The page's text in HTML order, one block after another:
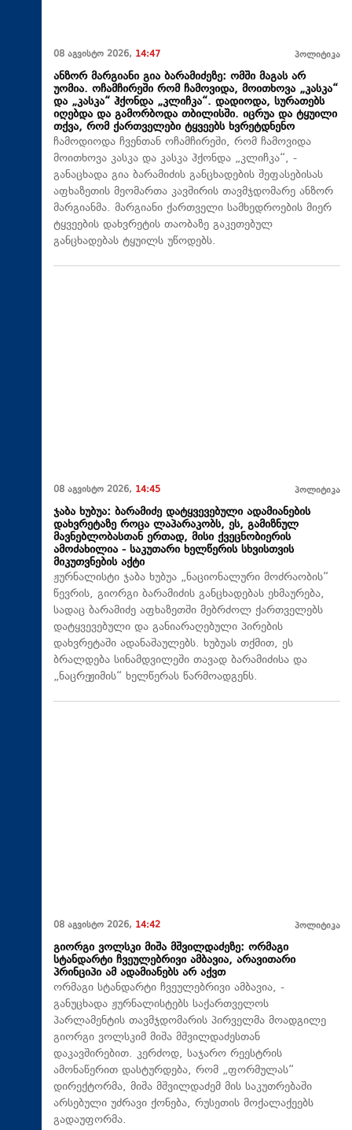
08 აგვისტო 2026, 14:47 პოლიტიკა
ანზორ მარგიანი გია ბარამიძეზე: ომში მაგას არ
უომია. ოჩამჩირეში რომ ჩამოვიდა, მოითხოვა „კასკა“
და „კასკა“ ჰქონდა „კლიჩკა“. დადიოდა, სურათებს
იღებდა და გამორბოდა თბილისში. იცრუა და ტყუილი
თქვა, რომ ქართველები ტყვეებს ხვრეტდნენო
ჩამოდიოდა ჩვენთან ოჩამჩირეში, რომ ჩამოვიდა
მოითხოვა კასკა და კასკა ჰქონდა „კლიჩკა“, -
განაცხადა გია ბარამიძის განცხადების შეფასებისას
აფხაზეთის მეომართა კავშირის თავმჯდომარე ანზორ
მარგიანმა. მარგიანი ქართველი სამხედროების მიერ
ტყვეების დახვრეტის თაობაზე გაკეთებულ
განცხადებას ტყუილს უწოდებს.
08 აგვისტო 2026, 14:45 პოლიტიკა
ჯაბა ხუბუა: ბარამიძე დატყვევებული ადამიანების
დახვრეტაზე როცა ლაპარაკობს, ეს, გამიზნულ
მავნებლობასთან ერთად, მისი ქვეცნობიერის
ამოძახილია - საკუთარი ხელწერის სხვისთვის
მიკუთვნების აქტი
ჟურნალისტი ჯაბა ხუბუა „ნაციონალური მოძრაობის“
წევრის, გიორგი ბარამიძის განცხადებას ეხმაურება,
სადაც ბარამიძე აფხაზეთში მებრძოლ ქართველებს
დატყვევებული და განიარაღებული პირების
დახვრეტაში ადანაშაულებს. ხუბუას თქმით, ეს
ბრალდება სინამდვილეში თავად ბარამიძისა და
„ნაცრეჟიმის“ ხელწერას წარმოადგენს.
08 აგვისტო 2026, 14:42 პოლიტიკა
გიორგი ვოლსკი მიშა მშვილდაძეზე: ორმაგი
სტანდარტი ჩვეულებრივი ამბავია, არავითარი
პრინციპი ამ ადამიანებს არ აქვთ
ორმაგი სტანდარტი ჩვეულებრივი ამბავია, -
განუცხადა ჟურნალისტებს საქართველოს
პარლამენტის თავმჯდომარის პირველმა მოადგილე
გიორგი ვოლსკიმ მიშა მშვილდაძესთან
დაკავშირებით. კერძოდ, საჯარო რეესტრის
ამონაწერით დასტურდება, რომ „ფორმულას“
დირექტორმა, მიშა მშვილდაძემ მის საკუთრებაში
არსებული უძრავი ქონება, რუსეთის მოქალაქეებს
გადაუფორმა.